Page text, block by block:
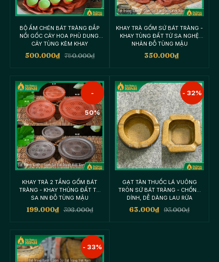
BỘ ẤM CHÉN BÁT TRÀNG ĐẮP
NỔI GỐC CÂY HOA PHÙ DUNG,
CÂY TÙNG KÈM KHAY
500.000₫ 750.000₫
KHAY TRÀ GỐM SỨ BÁT TRÀNG -
KHAY TÙNG ĐẤT TỬ SA NGHỆ
NHÂN ĐỖ TÙNG MẬU
350.000₫
-
50%
KHAY TRÀ 2 TẦNG GỐM BÁT
TRÀNG - KHAY THỦNG ĐẤT TỬ
SA NN ĐỖ TÙNG MẬU
199.000₫ 398.000₫
- 32%
GẠT TÀN THUỐC LÁ VUÔNG
TRÒN SỨ BÁT TRÀNG - CHỐNG
DÍNH, DỄ DÀNG LAU RỬA
63.000₫ 93.000₫
- 33%